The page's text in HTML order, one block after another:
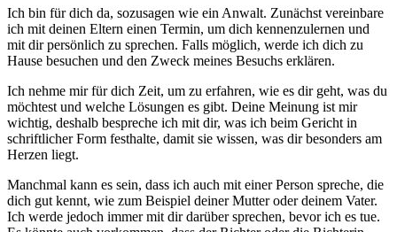
Ich bin für dich da, sozusagen wie ein Anwalt. Zunächst vereinbare
ich mit deinen Eltern einen Termin, um dich kennenzulernen und
mit dir persönlich zu sprechen. Falls möglich, werde ich dich zu
Hause besuchen und den Zweck meines Besuchs erklären.
Ich nehme mir für dich Zeit, um zu erfahren, wie es dir geht, was du
möchtest und welche Lösungen es gibt. Deine Meinung ist mir
wichtig, deshalb bespreche ich mit dir, was ich beim Gericht in
schriftlicher Form festhalte, damit sie wissen, was dir besonders am
Herzen liegt.
Manchmal kann es sein, dass ich auch mit einer Person spreche, die
dich gut kennt, wie zum Beispiel deiner Mutter oder deinem Vater.
Ich werde jedoch immer mit dir darüber sprechen, bevor ich es tue.